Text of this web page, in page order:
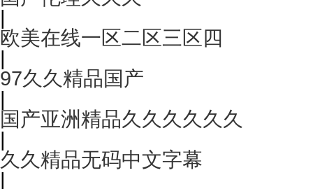
|
欧美在线一区二区三区四
|
97久久精品国产
|
国产亚洲精品久久久久久久
|
久久精品无码中文字幕
|